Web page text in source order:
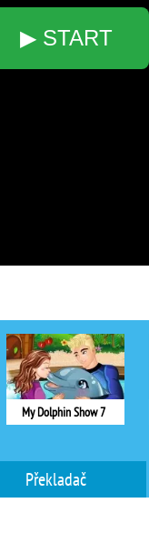
▶ START
My Dolphin Show 7
Překladač